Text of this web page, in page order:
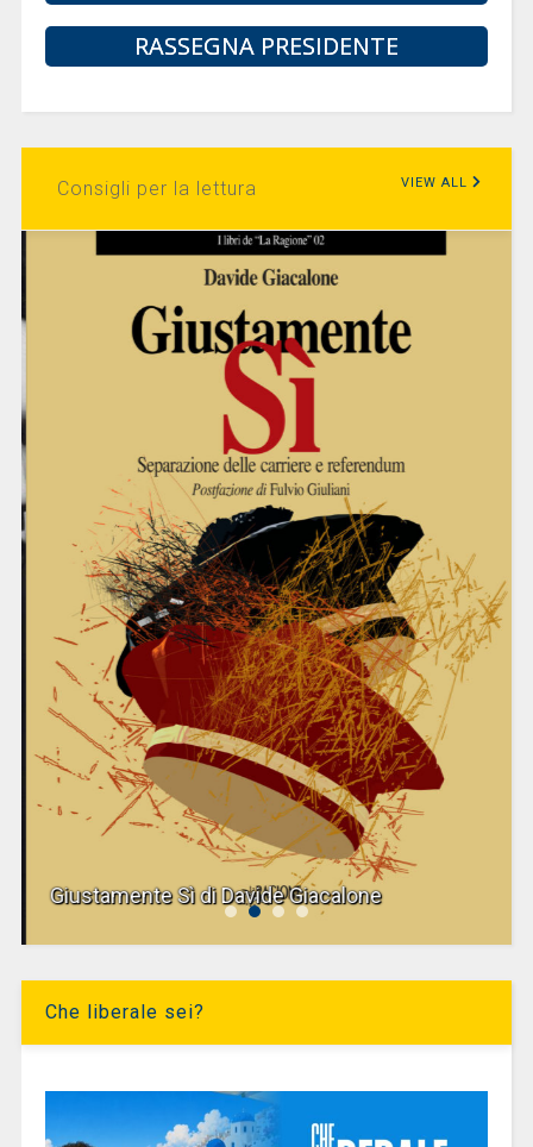
RASSEGNA PRESIDENTE
Consigli per la lettura VIEW ALL
Giustamente Sì di Davide Giacalone
Che liberale sei?